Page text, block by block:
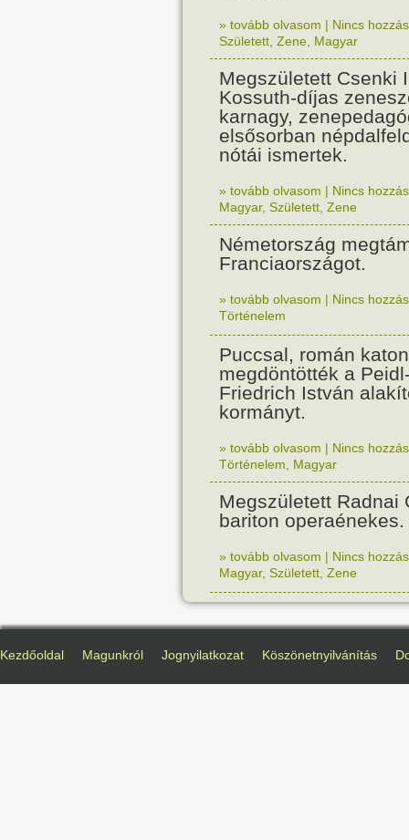
» tovább olvasom | Nincs
Született Zene Magyar
Megszületett Csenki
Kossuth-díjas
karnagy,
elsősorban
nótái ismertek.
» tovább olvasom | Nincs
Magyar, Született Zene
Németország
Franciaországot.
» tovább olvasom | Nincs
Történelem
Puccsal, román
megdöntötték a
Friedrich István
kormányt.
» tovább olvasom | Nincs
Történelem
Magyar
Megszületett Radnai
bariton operaénekes.
» tovább olvasom | Nincs
Magyar, Született Zene
Kezdőoldal Magunkról Jognyilatkozat Köszönetnyilvánítás